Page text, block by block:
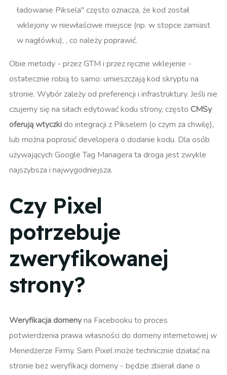
ładowanie Piksela" często oznacza, że kod został
wklejony w niewłaściwe miejsce (np. w stopce zamiast
w nagłówku)​, , co należy poprawić.
Obie metody - przez GTM i przez ręczne wklejenie -
ostatecznie robią to samo: umieszczają kod skryptu na
stronie. Wybór zależy od preferencji i infrastruktury. Jeśli nie
czujemy się na siłach edytować kodu strony, często CMSy
oferują wtyczkido integracji z Pikselem (o czym za chwilę),
lub można poprosić developera o dodanie kodu. Dla osób
używających Google Tag Managera ta droga jest zwykle
najszybsza i najwygodniejsza.
Czy Pixel
potrzebuje
zweryfikowanej
strony?
Weryfikacja domenyna Facebooku to proces
potwierdzenia prawa własności do domeny internetowej w
Menedżerze Firmy. Sam Pixel może technicznie działać na
stronie bez weryfikacji domeny - będzie zbierał dane o